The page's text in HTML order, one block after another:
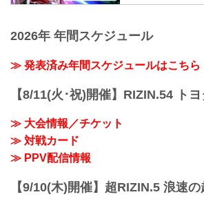
終了予定時間
※試合内容、イベ
ご了承ください。
RIZIN.39の各配信
会場に来れない方
スで、湘南美容ク
RIZIN.38を全試合
よう！
14:00〜 前売り
当日¥5,500(税込)
2026年 年間スケジュール
≫ 発表済み年間スケジュールはこちら
【8/11(火･祝)開催】RIZIN.54 ト
≫ 大会情報／チケット
≫ 対戦カード
≫ PPV配信情報
【9/10(木)開催】超RIZIN.5 浪速の